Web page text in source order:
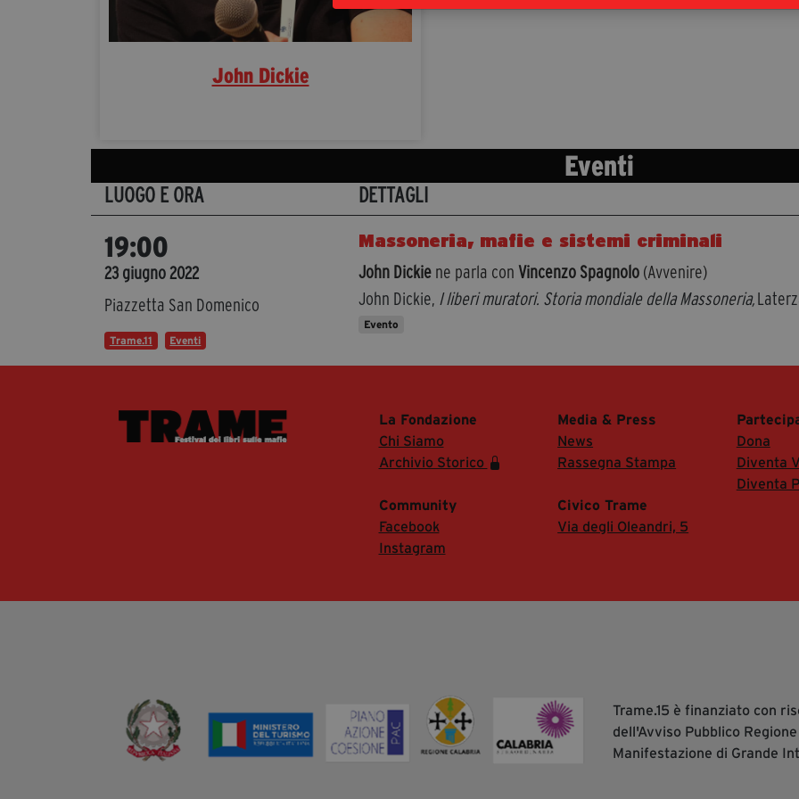
John Dickie
Eventi
LUOGO E ORA DETTAGLI
19:00
23 giugno 2022
Piazzetta San Domenico
Trame.11 Eventi
Massoneria, mafie e sistemi criminali
John Dickie ne parla con Vincenzo Spagnolo (Avvenire)
John Dickie, I liberi muratori. Storia mondiale della Massoneria,
Evento
La Fondazione
Chi Siamo
Archivio Storico
Media & Press
News
Rassegna Stampa
Dona
Diventa
Diventa
Community
Facebook
Instagram
Civico Trame
Via degli Oleandri, 5
Trame.15 è finanziato con
dell'Avviso Pubblico
Manifestazione di Grande